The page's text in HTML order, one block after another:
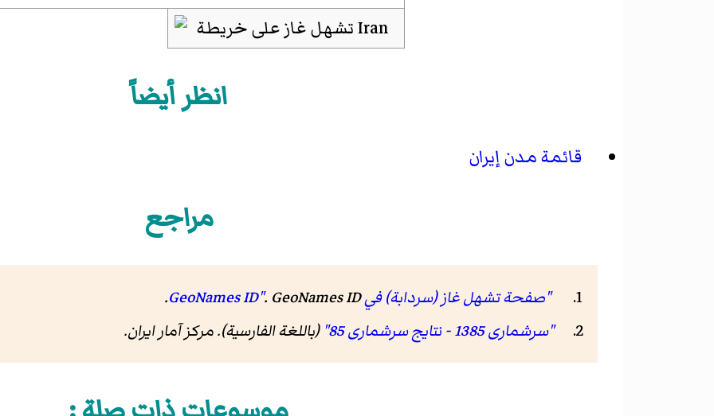
انظر أيضاً
قائمة مدن إيران
مراجع
"صفحة تشهل غاز (سردابة) في GeoNames ID" . GeoNames ID
.
"سرشماری 1385 - نتایج سرشماری 85"
(باللغة الفارسية). مرکز آمار ایران.